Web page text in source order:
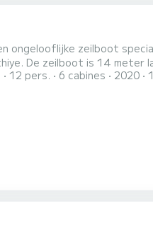
ongelooflijke zeilboot
tijdens
12 pers. 6 cabines 2020